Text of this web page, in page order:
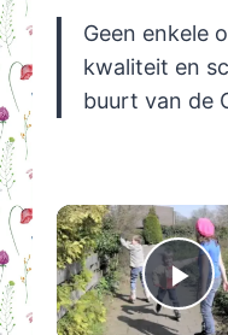
Geen enkele
kwaliteit en
buurt van de